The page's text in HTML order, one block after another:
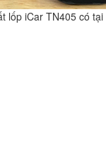
lốp iCar TN405 có